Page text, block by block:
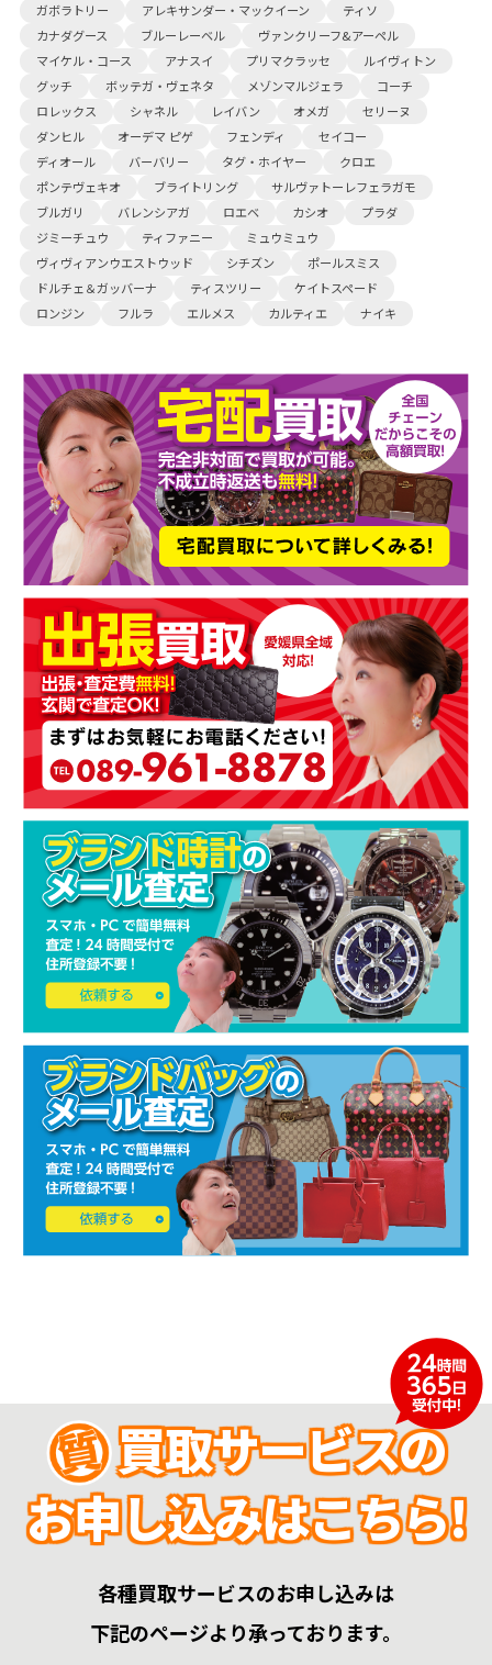
ガボラトリー アレキサンダー・マックイーン
ティソ
カナダグース
ブルーレーベル
ヴァンクリーフ&アーペル
マイケル・コース
アナスイ プリマクラッセ
ルイヴィトン
グッチ
ボッテガ・ヴェネタ メゾンマルジェラ
コーチ
ロレックス
シャネル レイバン オメガ
セリーヌ
ダンヒル
オーデマ ピゲ フェンディ
セイコー
ディオール
バーバリー タグ・ホイヤー
クロエ
ポンテヴェキオ
ブライトリング
サルヴァトーレフェラガモ
ブルガリ
バレンシアガ ロエベ カシオ
プラダ
ジミーチュウ
ティファニー
ミュウミュウ
ヴィヴィアンウエストウッド
シチズン
ポールスミス
ドルチェ＆ガッバーナ
ティスツリー
ケイトスペード
ロンジン
フルラ エルメス カルティエ ナイキ
買取サービスの
お申し込みはこちら!
各種買取サービスのお申し込みは
下記のページより承っております。